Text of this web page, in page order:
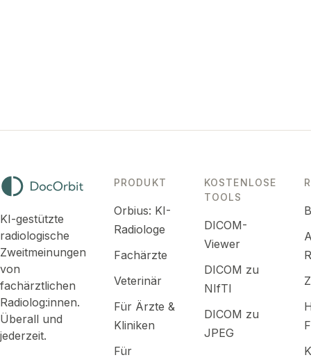
KI-gestützte
radiologische
Zweitmeinungen
von
fachärztlichen
Radiolog:innen.
Überall und
jederzeit.
PRODUKT
Orbius: KI-
Radiologe
Fachärzte
Veterinär
Für Ärzte &
Kliniken
Für
KOSTENLOSE
TOOLS
DICOM-
Viewer
DICOM zu
NIfTI
DICOM zu
JPEG